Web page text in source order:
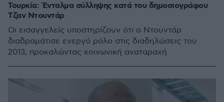
Τουρκία: Ένταλμα σύλληψης κατά του δημοσιογράφου
Τζαν Ντουντάρ
Οι εισαγγελείς υποστηρίζουν ότι ο Ντουντάρ
διαδραμάτισε ενεργό ρόλο στις διαδηλώσεις του
2013, προκαλώντας κοινωνική αναταραχή